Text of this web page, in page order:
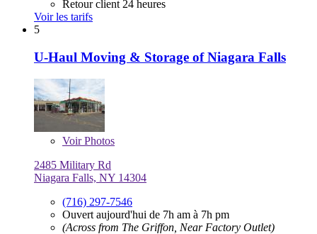
Retour client 24 heures
Voir les tarifs
5
U-Haul Moving & Storage of Niagara Falls
VoirPhotos
2485 Military Rd
Niagara Falls, NY 14304
(716) 297-7546
Ouvert aujourd'hui de 7h am à 7h pm
(Across from The Griffon, Near Factory Outlet)